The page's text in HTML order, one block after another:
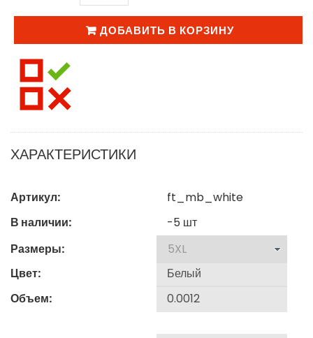
ДОБАВИТЬ В КОРЗИНУ
ХАРАКТЕРИСТИКИ
Артикул:
ft_mb_white
В наличии:
-5 шт
Размеры:
Цвет:
Объем: